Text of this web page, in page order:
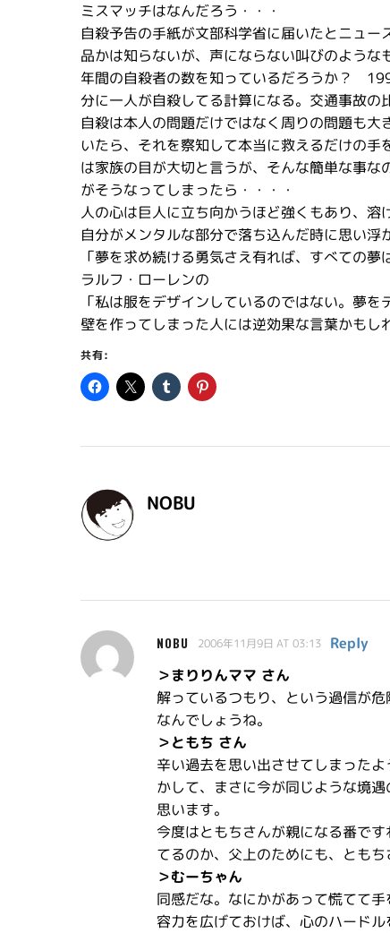
ミスマッチはなんだろう・・・
自殺予告の手紙が文部科学省に届いたとニュ
品かは知らないが、声にならない叫びのような
年間の自殺者の数を知っているだろうか？
分に一人が自殺してる計算になる。交通事故の
自殺は本人の問題だけではなく周りの問題も
いたら、それを察知して本当に救えるだけの
は家族の目が大切と言うが、そんな簡単な事
がそうなってしまったら・・・・
人の心は巨人に立ち向かうほど強くもあり、溶
自分がメンタルな部分で落ち込んだ時に思い
「夢を求め続ける勇気さえ有れば、すべての夢
ラルフ・ローレンの
「私は服をデザインしているのではない。夢を
壁を作ってしまった人には逆効果な言葉かもし
共有:
NOBU
NOBU 2006年11月9日 AT 03:13
Reply
＞まりりんママ さん
解っているつもり、という過信が
なんでしょうね。
＞ともち さん
辛い過去を思い出させてしまった
かして、まさに今が同じような境
思います。
今度はともちさんが親になる番で
てるのか、父上のためにも、とも
＞むーちゃん
同感だな。なにかがあって慌てて
容力を広げておけば、心のハード